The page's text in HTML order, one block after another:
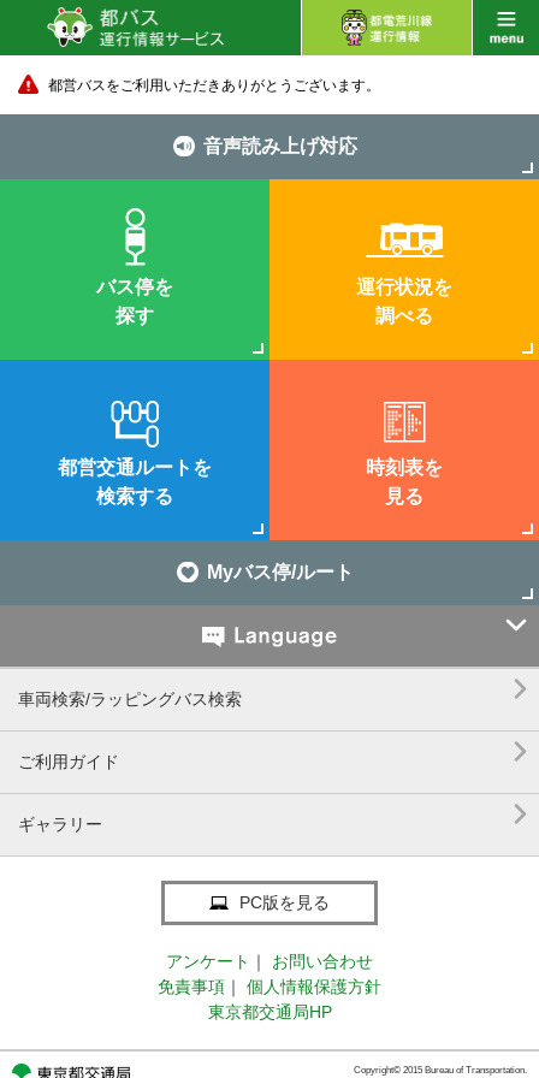
都営バスをご利用いただきありがとうございます。
音声読み上げ対応
バス停を
探す
運行状況を
調べる
都営交通ルートを
検索する
時刻表を
見る
Myバス停/ルート

車両検索/ラッピングバス検索 
ご利用ガイド 
ギャラリー 
PC版を見る
アンケート ｜
お問い合わせ
免責事項 ｜
個人情報保護方針
東京都交通局HP
Copyright© 2015 Bureau of Transportation.